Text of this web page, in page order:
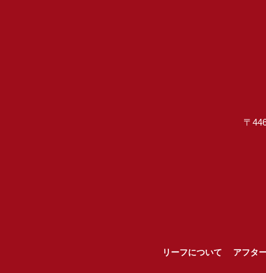
〒
リーフについて アフタ